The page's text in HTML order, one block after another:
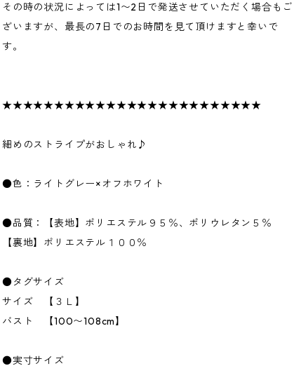
その時の状況によっては1〜2日で発送させていただく場合もご
ざいますが、最長の7日でのお時間を見て頂けますと幸いで
す。
★★★★★★★★★★★★★★★★★★★★★★★★★
細めのストライプがおしゃれ♪
●色：ライトグレー×オフホワイト
●品質：【表地】ポリエステル９５％、ポリウレタン５％
【裏地】ポリエステル１００％
●タグサイズ
サイズ 【３Ｌ】
バスト 【100〜108cm】
●実寸サイズ